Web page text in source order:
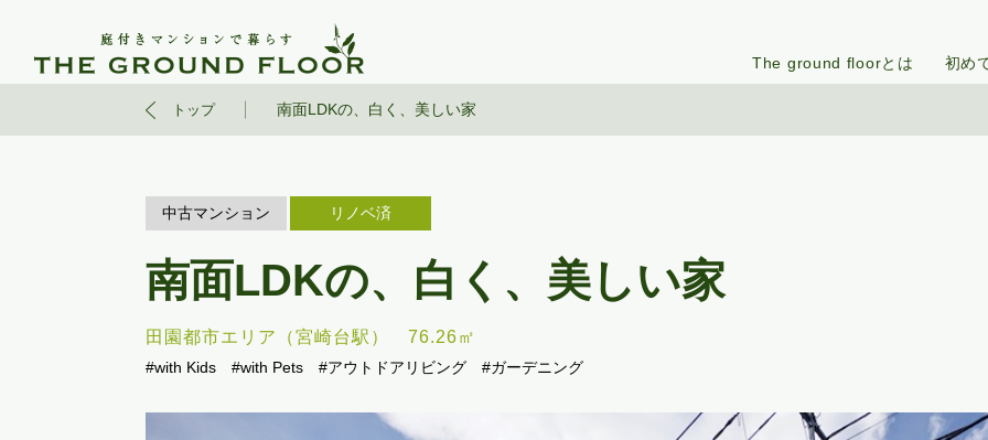
The ground floorとは 初め
トップ 南面LDKの、白く、美しい家
中古マンション リノベ済
南面LDKの、白く、美しい家
田園都市エリア（宮崎台駅） 76.26㎡
#with Kids #with Pets #アウトドアリビング #ガーデニング